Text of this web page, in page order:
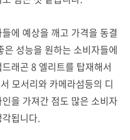
에 예상을 깨고 가격을 동결
성능을 원하는 소비자들에
래곤 8 엘리트를 탑재해서
모서리와 카메라섬등의 디
을 가져간 점도 많은 소비자
됩니다.